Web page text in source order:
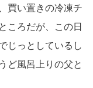
買い置きの冷凍チ
ころだが、この日
じっとしているし
ど風呂上りの父と